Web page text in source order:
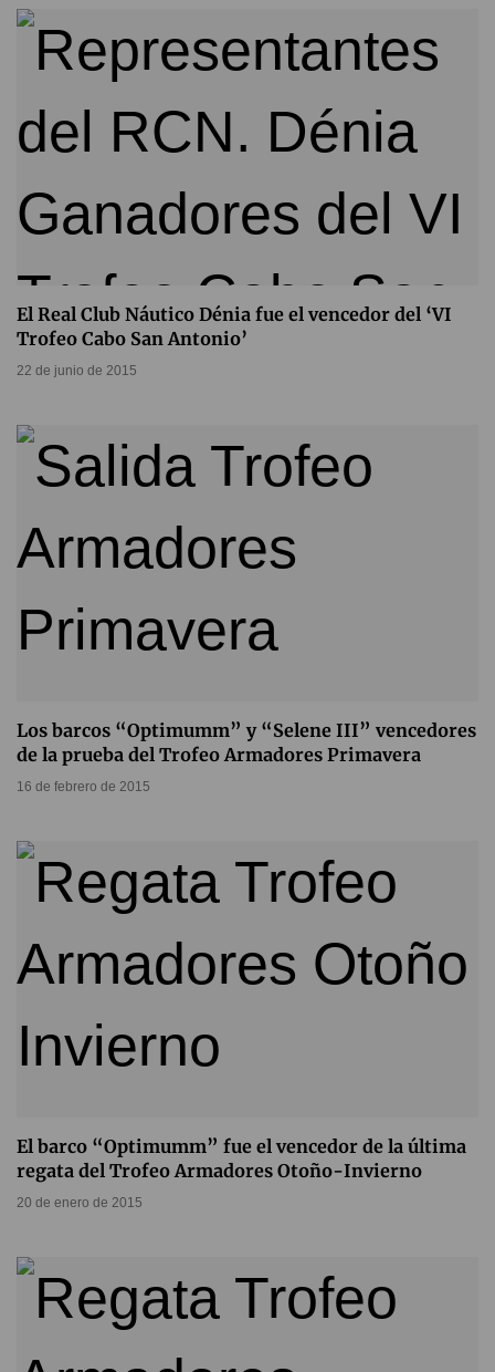
El Real Club Náutico Dénia fue el vencedor del ‘VI
Trofeo Cabo San Antonio’
22 de junio de 2015
Los barcos “Optimumm” y “Selene III” vencedores
de la prueba del Trofeo Armadores Primavera
16 de febrero de 2015
El barco “Optimumm” fue el vencedor de la última
regata del Trofeo Armadores Otoño-Invierno
20 de enero de 2015